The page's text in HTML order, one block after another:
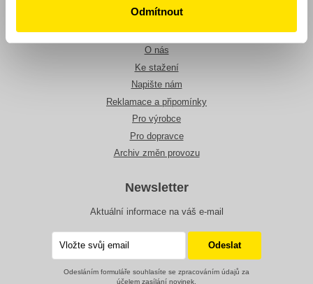
Odmítnout
Veřejná doprava
Tarify
O nás
Ke stažení
Napište nám
Reklamace a připomínky
Pro výrobce
Pro dopravce
Archiv změn provozu
Newsletter
Aktuální informace na váš e-mail
Odesláním formuláře souhlasíte se zpracováním údajů za
účelem zasílání novinek.